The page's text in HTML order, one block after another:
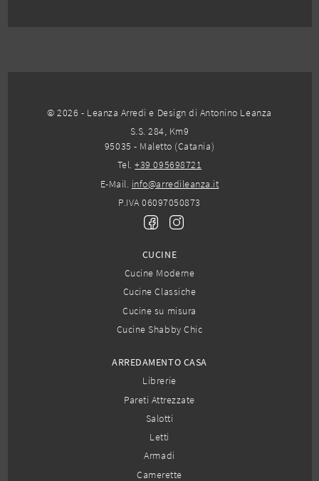
© 2026 - Leanza Arredi e Design di Antonino Leanza
S.S. 284, Km9
95035 - Maletto (Catania)
Tel.+39 095698721
E-Mail. info@arredileanza.it
P.IVA 06097050873
CUCINE
Cucine Moderne
Cucine Classiche
Cucine su misura
Cucine Shabby Chic
ARREDAMENTO CASA
Librerie
Pareti Attrezzate
Salotti
Letti
Armadi
Camerette